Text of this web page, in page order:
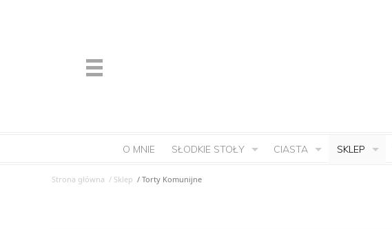
O MNIE SŁODKIE STOŁY CIASTA SKLEP
Strona główna / Sklep / Torty Komunijne